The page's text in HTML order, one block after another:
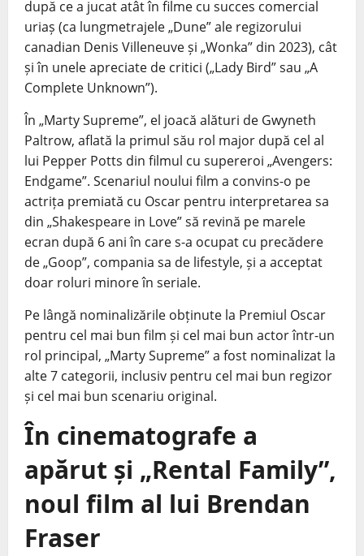
după ce a jucat atât în filme cu succes comercial
uriaș (ca lungmetrajele „Dune” ale regizorului
canadian Denis Villeneuve și „Wonka” din 2023), cât
și în unele apreciate de critici („Lady Bird” sau „A
Complete Unknown”).
În „Marty Supreme”, el joacă alături de Gwyneth
Paltrow, aflată la primul său rol major după cel al
lui Pepper Potts din filmul cu supereroi „Avengers:
Endgame”. Scenariul noului film a convins-o pe
actrița premiată cu Oscar pentru interpretarea sa
din „Shakespeare in Love” să revină pe marele
ecran după 6 ani în care s-a ocupat cu precădere
de „Goop”, compania sa de lifestyle, și a acceptat
doar roluri minore în seriale.
Pe lângă nominalizările obținute la Premiul Oscar
pentru cel mai bun film și cel mai bun actor într-un
rol principal, „Marty Supreme” a fost nominalizat la
alte 7 categorii, inclusiv pentru cel mai bun regizor
și cel mai bun scenariu original.
În cinematografe a
apărut și „Rental Family”,
noul film al lui Brendan
Fraser